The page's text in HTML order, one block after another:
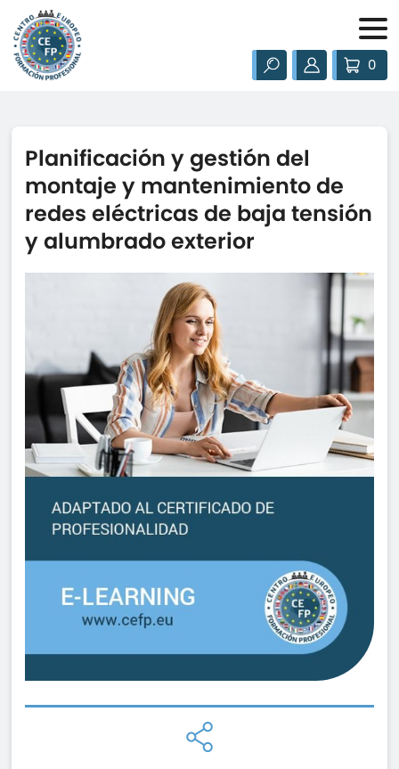
0
Planificación y gestión del
montaje y mantenimiento de
redes eléctricas de baja tensión
y alumbrado exterior